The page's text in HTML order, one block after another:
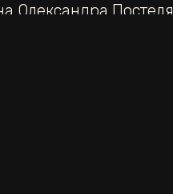
Олександра Постеля